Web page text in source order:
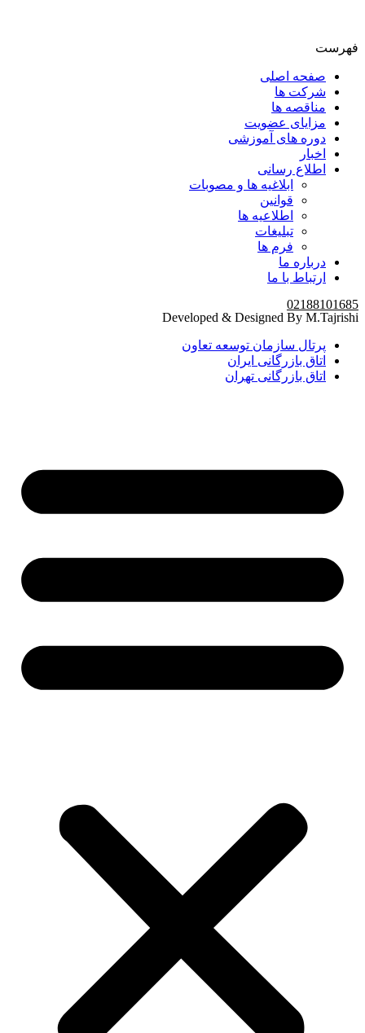
فهرست
صفحه اصلی
شرکت ها
مناقصه ها
مزایای عضویت
دوره های آموزشی
اخبار
اطلاع رسانی
ابلاغیه ها و مصوبات
قوانین
اطلاعیه ها
تبلیغات
فرم ها
درباره ما
ارتباط با ما
02188101685
Developed & Designed By M.Tajrishi
پرتال سازمان توسعه تعاون
اتاق بازرگانی ایران
اتاق بازرگانی تهران